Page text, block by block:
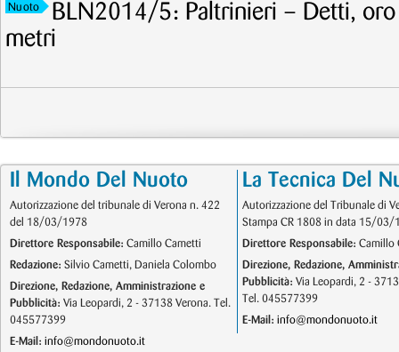
Nuoto
BLN2014/5: Paltrinieri – Detti,
metri
Il Mondo Del Nuoto
Autorizzazione del tribunale di Verona n. 422
del 18/03/1978
Direttore Responsabile: Camillo Cametti
Redazione: Silvio Cametti, Daniela Colombo
Direzione, Redazione, Amministrazione e
Pubblicità: Via Leopardi, 2 - 37138 Verona. Tel.
045577399
E-Mail: info@mondonuoto.it
La Tecnica Del
Autorizzazione del Tribunale di
Stampa CR 1808 in data 15/03/
Direttore Responsabile: Camillo
Direzione, Redazione,
Pubblicità: Via Leopardi, 2 -
Tel. 045577399
E-Mail: info@mondonuoto.it